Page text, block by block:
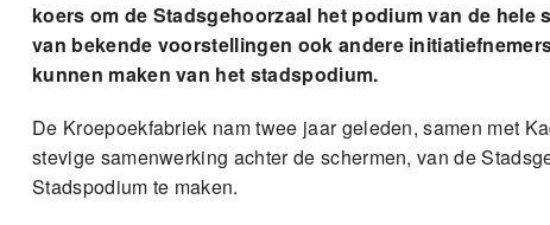
koers om de Stadsgehoorzaal het podium van de
van bekende voorstellingen ook andere
kunnen maken van het stadspodium.
De Kroepoekfabriek nam twee jaar geleden, samen met
stevige samenwerking achter de schermen, van de
Stadspodium te maken.